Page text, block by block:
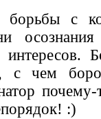
борьбы с
интересов.
с чем
:)